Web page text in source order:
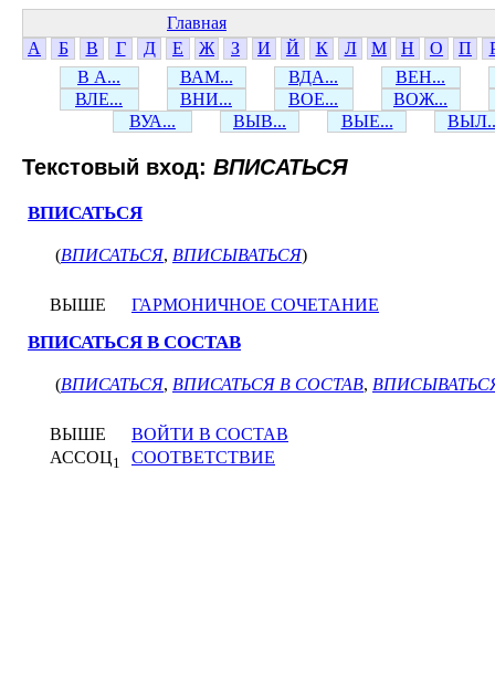
Главная
А
Б В Г Д Е Ж З И Й К Л М Н О П
В А...
ВАМ... ВДА...
ВЕН...
ВЛЕ...
ВНИ... ВОЕ...
ВОЖ...
ВУА...
ВЫВ... ВЫЕ...
Текстовый вход: ВПИСАТЬСЯ
ВПИСАТЬСЯ
(ВПИСАТЬСЯ, ВПИСЫВАТЬСЯ)
ВЫШЕ ГАРМОНИЧНОЕ СОЧЕТАНИЕ
ВПИСАТЬСЯ В СОСТАВ
(ВПИСАТЬСЯ, ВПИСАТЬСЯ В СОСТАВ,
ВЫШЕ
ВОЙТИ В СОСТАВ
АССОЦ1 СООТВЕТСТВИЕ